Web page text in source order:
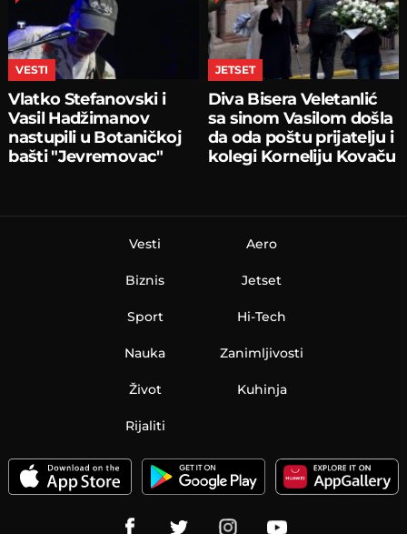
VESTI
Vlatko Stefanovski i
Vasil Hadžimanov
nastupili u Botaničkoj
bašti "Jevremovac"
JETSET
Diva Bisera Veletanlić
sa sinom Vasilom došla
da oda poštu prijatelju i
kolegi Korneliju Kovaču
Vesti
Biznis
Sport
Nauka
Aero
Jetset
Hi-Tech
Zanimljivosti
Život Kuhinja
Rijaliti